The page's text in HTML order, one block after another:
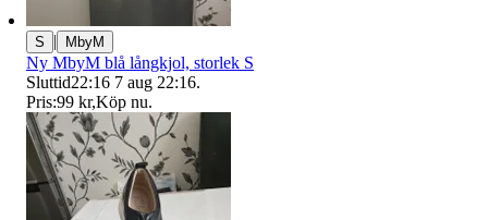
S | MbyM
Ny MbyM blå långkjol, storlek S
Sluttid22:16 7 aug 22:16.
Pris:99 kr,Köp nu.